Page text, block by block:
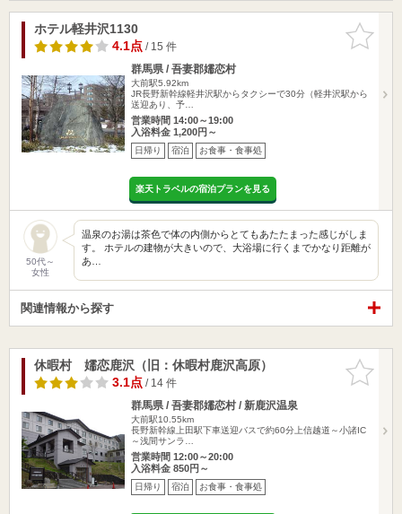
お気に入
りに追加
ホテル軽井沢1130
4.1点/ 15 件
群馬県 / 吾妻郡嬬恋村
大前駅5.92km
JR長野新幹線軽井沢駅からタクシーで30分（軽井沢駅から
送迎あり、予…
営業時間 14:00～19:00
入浴料金 1,200円～
日帰り 宿泊 お食事・食事処
楽天トラベルの宿泊プランを見る
50代～
女性
温泉のお湯は茶色で体の内側からとてもあたたまった感じがしま
す。 ホテルの建物が大きいので、大浴場に行くまでかなり距離が
あ…
関連情報から探す
お気に入
りに追加
休暇村 嬬恋鹿沢（旧：休暇村鹿沢高原）
3.1点/ 14 件
群馬県 / 吾妻郡嬬恋村 / 新鹿沢温泉
大前駅10.55km
長野新幹線上田駅下車送迎バスで約60分上信越道～小諸IC
～浅間サンラ…
営業時間 12:00～20:00
入浴料金 850円～
日帰り 宿泊 お食事・食事処